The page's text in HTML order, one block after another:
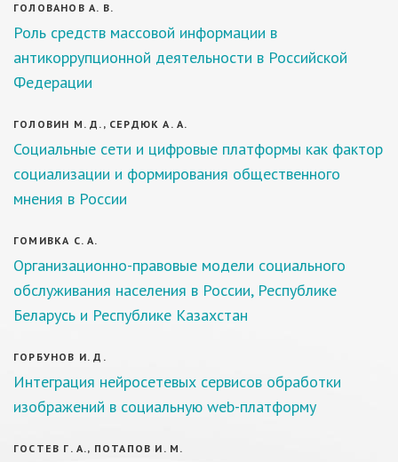
ГОЛОВАНОВ А. В.
Роль средств массовой информации в
антикоррупционной деятельности в Российской
Федерации
ГОЛОВИН М. Д., СЕРДЮК А. А.
Социальные сети и цифровые платформы как фактор
социализации и формирования общественного
мнения в России
ГОМИВКА С. А.
Организационно-правовые модели социального
обслуживания населения в России, Республике
Беларусь и Республике Казахстан
ГОРБУНОВ И. Д.
Интеграция нейросетевых сервисов обработки
изображений в социальную web-платформу
ГОСТЕВ Г. А., ПОТАПОВ И. М.